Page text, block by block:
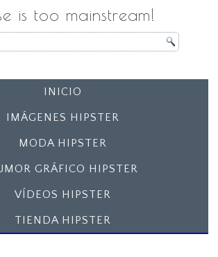
is too mainstream!
INICIO
IMÁGENES HIPSTER
MODA HIPSTER
GRÁFICO HIPSTER
VÍDEOS HIPSTER
TIENDA HIPSTER